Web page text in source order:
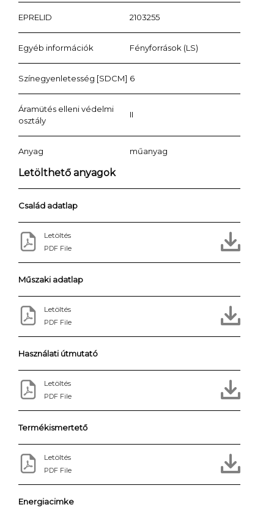
EPRELID 2103255
Egyéb információk Fényforrások (LS)
Színegyenletesség [SDCM] 6
Áramütés elleni védelmi
osztály
II
Anyag műanyag
Letölthető anyagok
Család adatlap
Letöltés
PDF File
Műszaki adatlap
Letöltés
PDF File
Használati útmutató
Letöltés
PDF File
Termékismertető
Letöltés
PDF File
Energiacimke